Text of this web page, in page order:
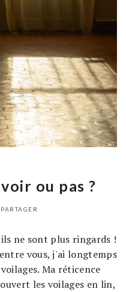
ou pas ?
PARTAGER
ne sont plus ringards !
vous, j'ai longtemps
Ma réticence
les voilages en lin,